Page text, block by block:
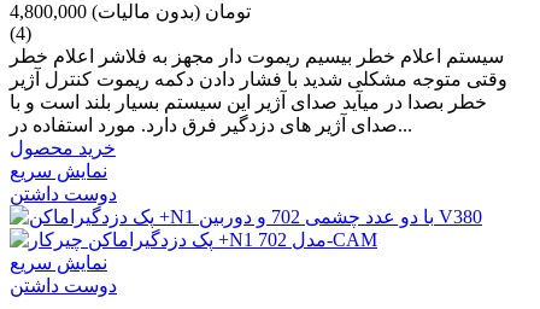
4,800,000 تومان (بدون مالیات)
(4)
سیستم اعلام خطر بیسیم ریموت دار مجهز به فلاشر اعلام خطر
وقتی متوجه مشکلی شدید با فشار دادن دکمه ریموت کنترل آژیر
خطر بصدا در میآید صدای آژیر این سیستم بسیار بلند است و با
صدای آژیر های دزدگیر فرق دارد. مورد استفاده در...
خرید محصول
نمایش سریع
دوست داشتن
نمایش سریع
دوست داشتن